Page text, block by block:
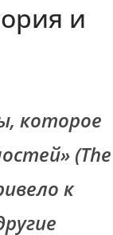
и
которое
(The
к